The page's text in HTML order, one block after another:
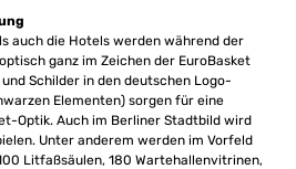
auch die Hotels werden während der
ganz im Zeichen der EuroBasket
Schilder in den deutschen Logo-
Elementen) sorgen für eine
Optik. Auch im Berliner Stadtbild wird
Unter anderem werden im Vorfeld
Litfaßsäulen, 180 Wartehallenvitrinen,